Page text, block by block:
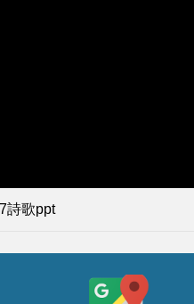
詩歌ppt